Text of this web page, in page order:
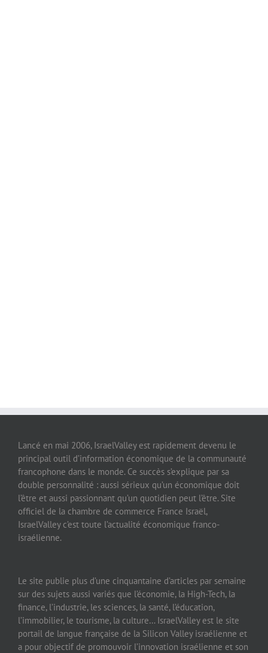
Lancé en mai 2006, IsraelValley est rapidement devenu le
principal outil d’information économique de la communauté
francophone dans le monde. Ce succès s’explique par sa
double personnalité : aussi sérieux qu’un économique doit
l’être et aussi passionnant qu’un quotidien peut l’être. Site
officiel de la chambre de commerce France Israël,
IsraelValley c’est toute l’actualité économique franco-
israélienne.
Le site publie plus d’une cinquantaine d’articles par semaine
sur des sujets aussi variés que l’économie, la High-Tech, la
finance, l’industrie, les sciences, la santé, l’éducation,
l’immobilier, le tourisme, la culture… IsraelValley est le site
portail de langue française de la Silicon Valley israélienne et
a pour objectif de promouvoir l’innovation israélienne et son